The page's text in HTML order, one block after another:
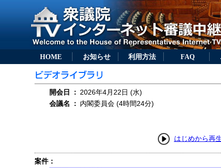
HOME お知らせ 利用方法 FAQ
開会日 ： 2026年4月22日 (水)
会議名
： 内閣委員会 (4時間24分)
はじめから再
案件：